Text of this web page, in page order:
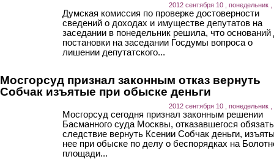
2012 сентября 10 , понедельник ,
Думская комиссия по проверке достоверности
сведений о доходах и имуществе депутатов на
заседании в понедельник решила, что оснований
постановки на заседании Госдумы вопроса о
лишении депутатского...
Мосгорсуд признал законным отказ вернуть
Собчак изъятые при обыске деньги
2012 сентября 10 , понедельник ,
Мосгорсуд сегодня признал законным решении
Басманного суда Москвы, отказавшегося обязать
следствие вернуть Ксении Собчак деньги,
нее при обыске по делу о беспорядках на
площади...